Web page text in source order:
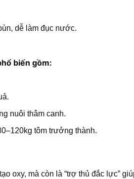
dễ làm đục nước.
biến gồm:
nuôi thâm canh.
tôm trưởng thành.
oxy, mà còn là “trợ thủ đắc lực”